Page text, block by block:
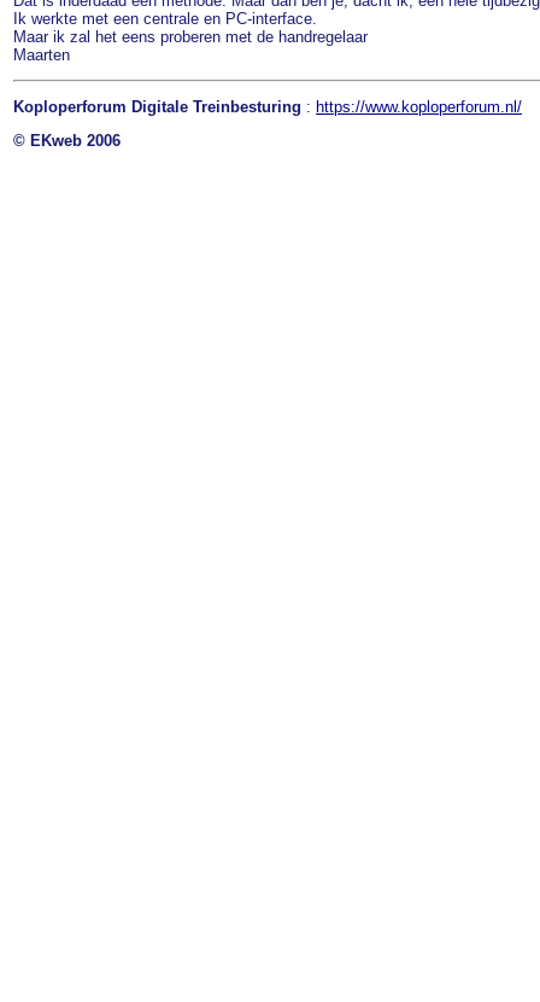
Ik werkte met een centrale en PC-interface.
Maar ik zal het eens proberen met de handregelaar
Maarten
Koploperforum Digitale Treinbesturing : https://www.koploperforum.nl/
© EKweb 2006